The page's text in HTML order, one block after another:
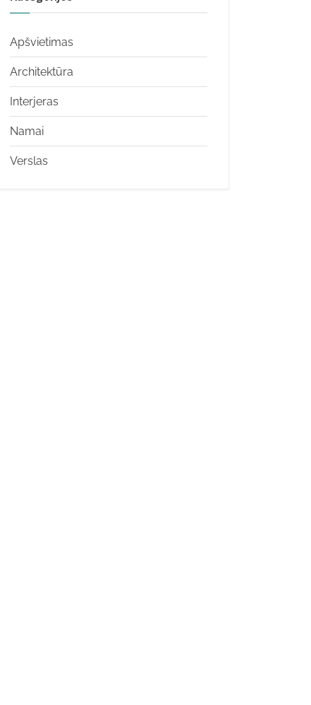
Apšvietimas
Architektūra
Interjeras
Namai
Verslas